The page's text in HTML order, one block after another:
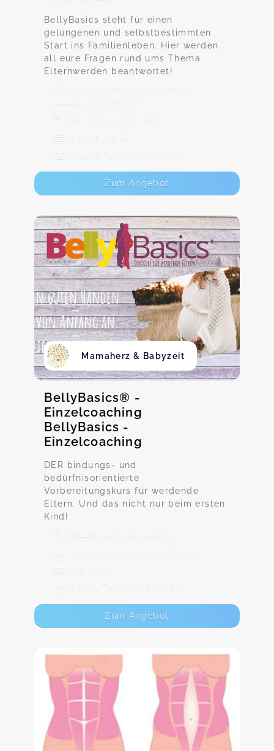
BellyBasics steht für einen
gelungenen und selbstbestimmten
Start ins Familienleben. Hier werden
all eure Fragen rund ums Thema
Elternwerden beantwortet!
Hengersberger Straße 53,
94469 Deggendorf
28. Nov und 5. Dez
Ab 135,00 €
Max. 8 TeilnehmerInnen
Zum Angebot
Mamaherz & Babyzeit
BellyBasics® -
Einzelcoaching
BellyBasics -
Einzelcoaching
DER bindungs- und
bedürfnisorientierte
Vorbereitungskurs für werdende
Eltern. Und das nicht nur beim ersten
Kind!
85126 Münchsmünster
Termine nach Vereinbarung
279,00 €
Max. 1 TeilnehmerInnen
Zum Angebot